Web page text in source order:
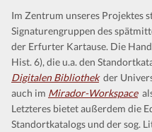
Im Zentrum unseres Projektes
Signaturengruppen des
der Erfurter Kartause. Die
Hist. 6), die u.a. den
Digitalen Bibliothekder
auch im Mirador-Workspace
Letzteres bietet außerdem die
Standortkatalogs und der sog.